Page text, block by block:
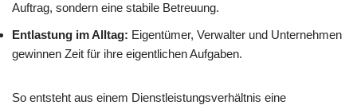
Auftrag, sondern eine stabile Betreuung.
Entlastung im Alltag: Eigentümer, Verwalter und Unternehmen
gewinnen Zeit für ihre eigentlichen Aufgaben.
So entsteht aus einem Dienstleistungsverhältnis eine